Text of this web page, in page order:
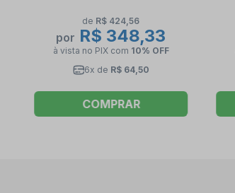
de R$ 424,56
por R$ 348,33
à vista no PIX com 10% OFF
6x de R$ 64,50
COMPRAR